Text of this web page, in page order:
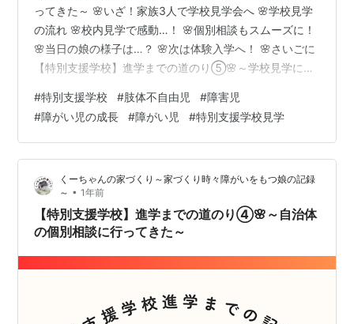
ってきた～ 🌸いざ！家族3人で学校見学会へ 🌸学校見学
の流れ 🌸校内見学で感動…！ 🌸個別相談もスムーズに！
🌸当日の娘の様子は…？ 🌸次は体験入学へ！ 🌸さいごに
【特別支援学校】進学までの道のり⑤🌸～学校見学に行
娘の進学先となる「肢体不自由児に特化した特別支援学
校」の見学に行ってきた記録をまとめてみました！ 🌸い
ざ！家族3人で学校見学会へ 先月、家族3人で見学会に参
加してきました。昨年は現自宅近くの「知的特化」の特
別支援学校の見学に行ったのですが、今回は新居近くの
「肢体特化」の学校です。…
#特別支援学校 #肢体不自由児 #障害児
#障がい児の成長 #障がい児 #特別支援学校見学
くーちゃんの家づくり～家づくり時々障がいをもつ娘の記録
～ • 1年前
【特別支援学校】進学までの道のり④🌸～自治体
の個別相談に行ってきた～